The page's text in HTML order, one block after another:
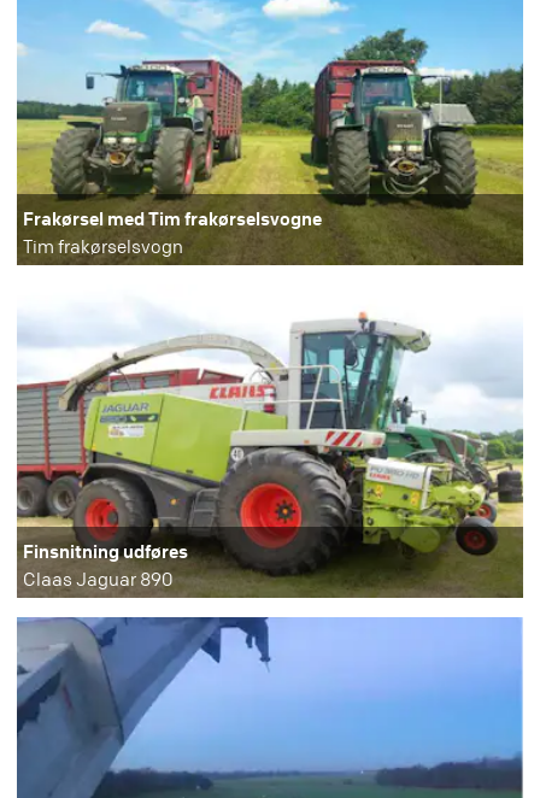
Frakørsel med Tim frakørselsvogne
Tim frakørselsvogn
Finsnitning udføres
Claas Jaguar 890